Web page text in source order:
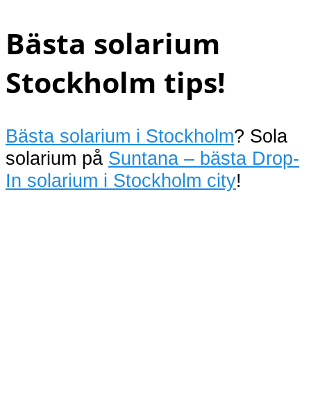
Bästa solarium
Stockholm tips!
Bästa solarium i Stockholm? Sola
solarium på Suntana – bästa Drop-
In solarium i Stockholm city!